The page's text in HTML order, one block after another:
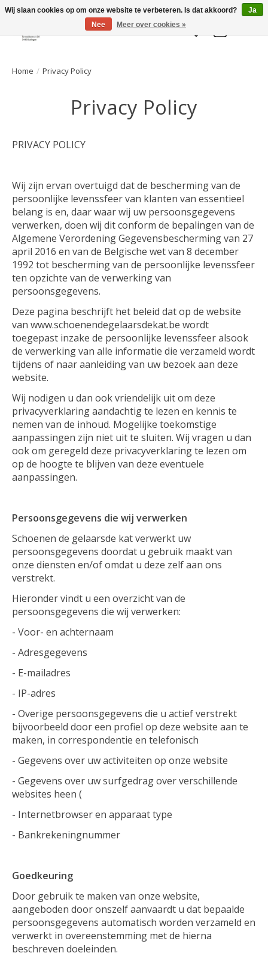
Welkom bij de Gelaarsde KAT
Verlanglijst
Home / Privacy Policy
Privacy Policy
PRIVACY POLICY
Wij zijn ervan overtuigd dat de bescherming van de
persoonlijke levenssfeer van klanten van essentieel
belang is en, daar waar wij uw persoonsgegevens
verwerken, doen wij dit conform de bepalingen van de
Algemene Verordening Gegevensbescherming van 27
april 2016 en van de Belgische wet van 8 december
1992 tot bescherming van de persoonlijke levenssfeer
ten opzichte van de verwerking van
persoonsgegevens.
Deze pagina beschrijft het beleid dat op de website
van www.schoenendegelaarsdekat.be wordt
toegepast inzake de persoonlijke levenssfeer alsook
de verwerking van alle informatie die verzameld wordt
tijdens of naar aanleiding van uw bezoek aan deze
website.
Wij nodigen u dan ook vriendelijk uit om deze
privacyverklaring aandachtig te lezen en kennis te
nemen van de inhoud. Mogelijke toekomstige
aanpassingen zijn niet uit te sluiten. Wij vragen u dan
ook om geregeld deze privacyverklaring te lezen om
op de hoogte te blijven van deze eventuele
aanpassingen.
Persoonsgegevens die wij verwerken
Schoenen de gelaarsde kat verwerkt uw
persoonsgegevens doordat u gebruik maakt van
onze diensten en/of omdat u deze zelf aan ons
verstrekt.
Hieronder vindt u een overzicht van de
persoonsgegevens die wij verwerken:
- Voor- en achternaam
- Adresgegevens
- E-mailadres
- IP-adres
- Overige persoonsgegevens die u actief verstrekt
bijvoorbeeld door een profiel op deze website aan te
maken, in correspondentie en telefonisch
- Gegevens over uw activiteiten op onze website
- Gegevens over uw surfgedrag over verschillende
websites heen (
- Internetbrowser en apparaat type
- Bankrekeningnummer
Goedkeuring
Door gebruik te maken van onze website,
aangeboden door onszelf aanvaardt u dat bepaalde
persoonsgegevens automatisch worden verzameld en
verwerkt in overeenstemming met de hierna
beschreven doeleinden.
Wij slaan cookies op om onze website te verbeteren. Is dat akkoord?
Ja
Nee
Meer over cookies »